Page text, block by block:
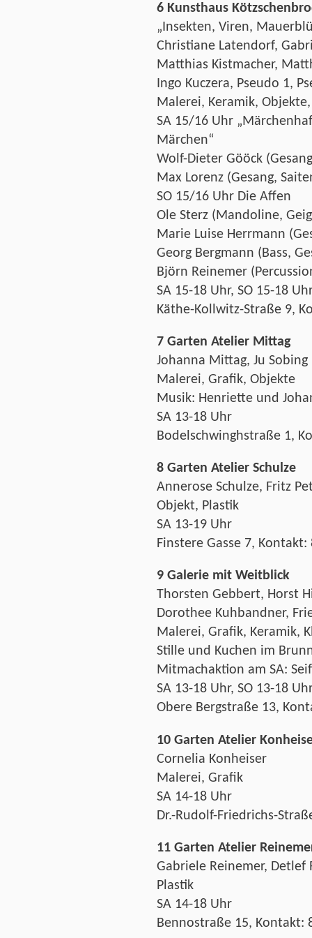
6 Kunsthaus
„Insekten, Viren,
Christiane Latendorf,
Matthias Kistmacher,
Ingo Kuczera, Pseudo 1,
Malerei, Keramik,
SA 15/16 Uhr
Märchen“
Wolf-Dieter Gööck
Max Lorenz (Gesang,
SO 15/16 Uhr Die Affen
Ole Sterz (Mandoline,
Marie Luise Herrmann
Georg Bergmann (Bass,
Björn Reinemer
SA 15-18 Uhr, SO 15-18
Käthe-Kollwitz-Straße 9,
7 Garten Atelier Mittag
Johanna Mittag, Ju Sobing
Malerei, Grafik, Objekte
Musik: Henriette und
SA 13-18 Uhr
Bodelschwinghstraße 1,
8 Garten Atelier Schulze
Annerose Schulze, Fritz
Objekt, Plastik
SA 13-19 Uhr
Finstere Gasse 7,
9 Galerie mit Weitblick
Thorsten Gebbert, Horst
Dorothee Kuhbandner,
Malerei, Grafik, Keramik,
Stille und Kuchen im
Mitmachaktion am SA:
SA 13-18 Uhr, SO 13-18
Obere Bergstraße 13,
10 Garten Atelier
Cornelia Konheiser
Malerei, Grafik
SA 14-18 Uhr
Dr.-Rudolf-Friedrichs-
11 Garten Atelier
Gabriele Reinemer, Detlef
Plastik
SA 14-18 Uhr
Bennostraße 15, Kontakt: